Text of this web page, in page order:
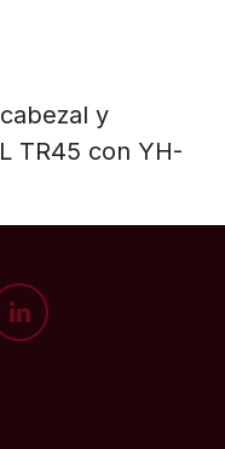
y
TR45 con YH-